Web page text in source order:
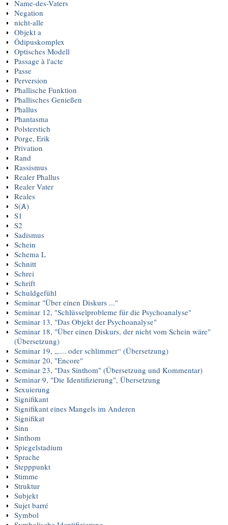
Name-des-Vaters
Negation
nicht-alle
Objekt a
Ödipuskomplex
Optisches Modell
Passage à l'acte
Passe
Perversion
Phallische Funktion
Phallisches Genießen
Phallus
Phantasma
Polsterstich
Porge, Erik
Privation
Rand
Rassismus
Realer Phallus
Realer Vater
Reales
S(Ⱥ)
S1
S2
Sadismus
Schein
Schema L
Schnitt
Schrei
Schrift
Schuldgefühl
Seminar "Über einen Diskurs ..."
Seminar 12, "Schlüsselprobleme für die Psychoanalyse"
Seminar 13, "Das Objekt der Psychoanalyse"
Seminar 18, "Über einen Diskurs, der nicht vom Schein wäre"
(Übersetzung)
Seminar 19, „.... oder schlimmer“ (Übersetzung)
Seminar 20, "Encore"
Seminar 23, "Das Sinthom" (Übersetzung und Kommentar)
Seminar 9, "Die Identifizierung", Übersetzung
Sexuierung
Signifikant
Signifikant eines Mangels im Anderen
Signifikat
Sinn
Sinthom
Spiegelstadium
Sprache
Stepppunkt
Stimme
Struktur
Subjekt
Sujet barré
Symbol